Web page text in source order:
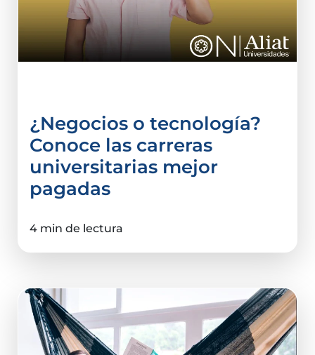
¿Negocios o tecnología?
Conoce las carreras
universitarias mejor
pagadas
4 min de lectura